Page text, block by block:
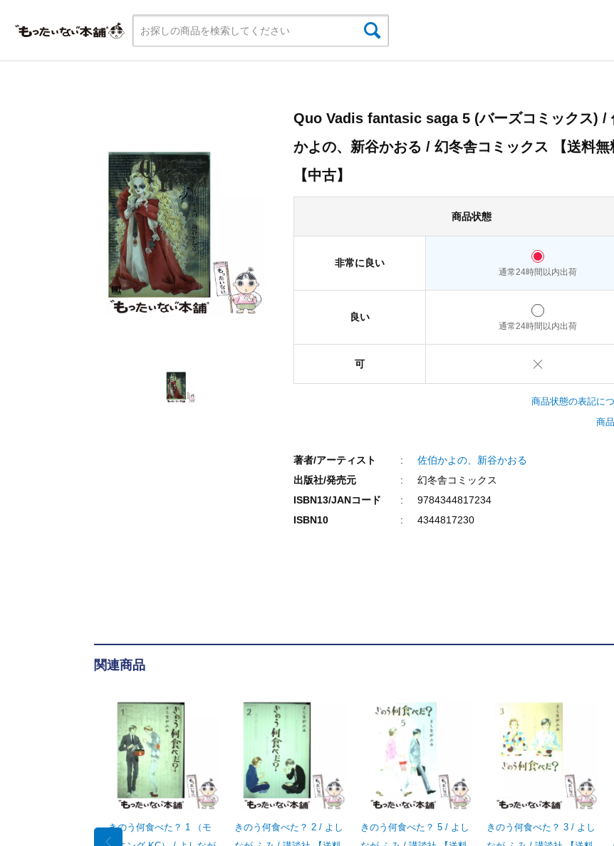
Quo Vadis fantasic saga 5 (バーズコミックス) /
かよの、新谷かおる / 幻冬舎コミックス 【送料無
【中古】
商品状態
非常に良い
通常24時間以内出荷
良い
通常24時間以内出荷
可
商品状態の表記に
商
著者/アーティスト
佐伯かよの、新谷かおる
出版社/発売元
幻冬舎コミックス
ISBN13/JANコード
9784344817234
ISBN10
4344817230
関連商品
きのう何食べた？ 1 （モ
きのう何食べた？ 2 / よし
きのう何食べた？ 5 / よし
きのう何食べた？ 3 / よし